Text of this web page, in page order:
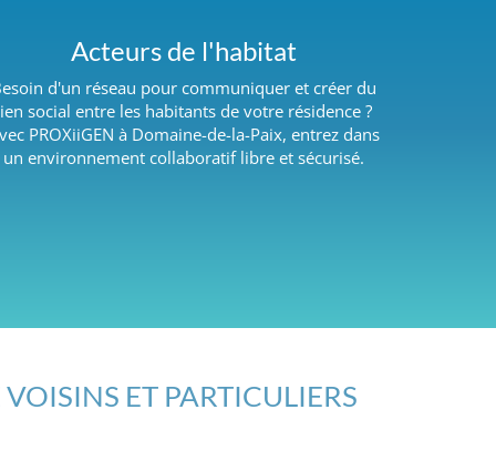
Acteurs de l'habitat
d'un réseau pour communiquer et créer du
social entre les habitants de votre résidence ?
PROXiiGEN à Domaine-de-la-Paix, entrez dans
un environnement collaboratif libre et sécurisé.
ET PARTICULIERS